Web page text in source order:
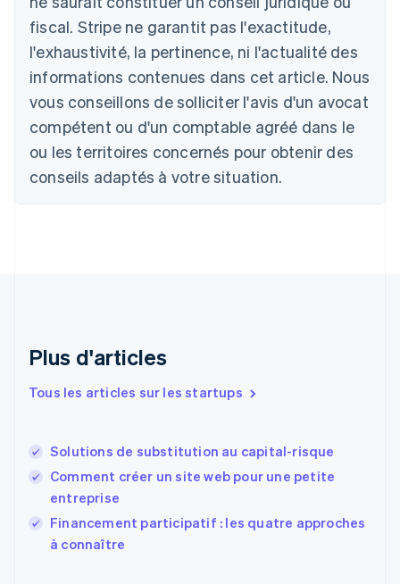
fiscal. Stripe ne garantit pas l'exactitude,
l'exhaustivité, la pertinence, ni l'actualité des
informations contenues dans cet article. Nous
vous conseillons de solliciter l'avis d'un avocat
compétent ou d'un comptable agréé dans le
ou les territoires concernés pour obtenir des
conseils adaptés à votre situation.
Plus d'articles
Tous les articles sur les startups
Solutions de substitution au capital-risque
Comment créer un site web pour une petite
entreprise
Financement participatif : les quatre approches
à connaître
Nederlands FrançaisDeutsch English
Brésil
PortuguêsEnglish
English
Canada
English Français
Chine continentale
简体中文English
Chypre
Croatie
Estonie
États-Unis
EnglishSvenska
FrançaisEnglish
Gibraltar
English
Grèce